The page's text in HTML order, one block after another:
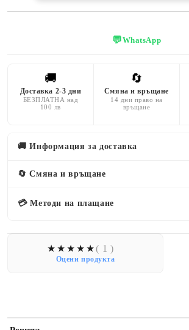
💬WhatsApp
🚚
Доставка 2-3 дни
БЕЗПЛАТНА над
100 лв
🔄
Смяна и връщане
14 дни право на
връщане
🚚 Информация за доставка
🔄 Смяна и връщане
💳 Методи на плащане
( 1 )
Оцени продукта